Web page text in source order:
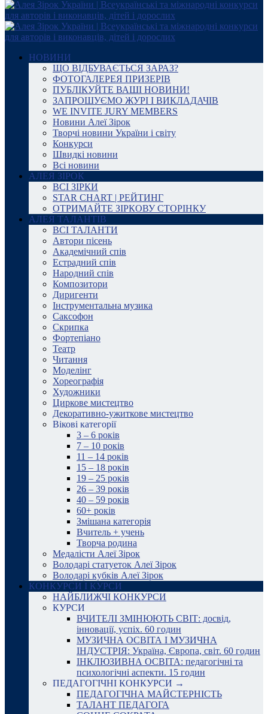
НОВИНИ
ЩО ВІДБУВАЄТЬСЯ ЗАРАЗ?
ФОТОГАЛЕРЕЯ ПРИЗЕРІВ
ПУБЛІКУЙТЕ ВАШІ НОВИНИ!
ЗАПРОШУЄМО ЖУРІ І ВИКЛАДАЧІВ
WE INVITE JURY MEMBERS
Новини Алеї Зірок
Творчі новини України і світу
Конкурси
Швидкі новини
Всі новини
АЛЕЯ ЗІРОК
ВСІ ЗІРКИ
STAR CHART | РЕЙТИНГ
ОТРИМАЙТЕ ЗІРКОВУ СТОРІНКУ
АЛЕЯ ТАЛАНТІВ
ВСІ ТАЛАНТИ
Автори пісень
Академічний спів
Естрадний спів
Народний спів
Композитори
Диригенти
Інструментальна музика
Саксофон
Скрипка
Фортепіано
Театр
Читання
Моделінг
Хореографія
Художники
Циркове мистецтво
Декоративно-ужиткове мистецтво
Вікові категорії
3 – 6 років
7 – 10 років
11 – 14 років
15 – 18 років
19 – 25 років
26 – 39 років
40 – 59 років
60+ років
Змішана категорія
Вчитель + учень
Творча родина
Медалісти Алеї Зірок
Володарі статуеток Алеї Зірок
Володарі кубків Алеї Зірок
КОНКУРСИ І КУРСИ
НАЙБЛИЖЧІ КОНКУРСИ
КУРСИ
ВЧИТЕЛІ ЗМІНЮЮТЬ СВІТ: досвід,
інновації, успіх. 60 годин
МУЗИЧНА ОСВІТА І МУЗИЧНА
ІНДУСТРІЯ: Україна, Європа, світ. 60 годин
ІНКЛЮЗИВНА ОСВІТА: педагогічні та
психологічні аспекти. 15 годин
ПЕДАГОГІЧНІ КОНКУРСИ →
ПЕДАГОГІЧНА МАЙСТЕРНІСТЬ
ТАЛАНТ ПЕДАГОГА